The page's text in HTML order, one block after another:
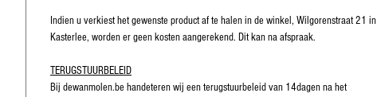
Indien u verkiest het gewenste product af te halen in de winkel, Wilgorenstraat 21 in
Kasterlee, worden er geen kosten aangerekend. Dit kan na afspraak.
TERUGSTUURBELEID
Bij dewanmolen.be handeteren wij een terugstuurbeleid van 14dagen na het